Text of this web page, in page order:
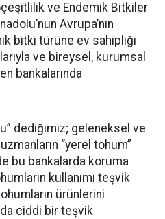
ve Endemik Bitkiler
Avrupa’nın
bitki türüne ev sahipliği
ve bireysel, kurumsal
bankalarında
dediğimiz; geleneksel ve
“yerel tohum”
bu bankalarda koruma
kullanımı teşvik
ürünlerini
ciddi bir teşvik